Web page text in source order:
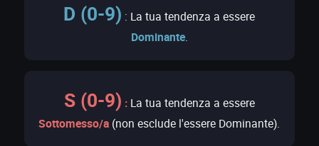
D (0-9) : La tua tendenza a essere
Dominante.
S (0-9) :La tua tendenza a essere
Sottomesso/a (non esclude l'essere Dominante).